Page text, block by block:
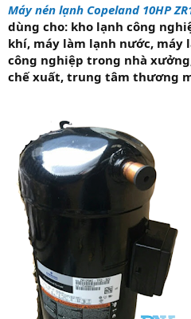
Máy nén lạnh Copeland 10HP
dùng cho: kho lạnh công
khí, máy làm lạnh nước,
công nghiệp trong nhà
chế xuất, trung tâm thương